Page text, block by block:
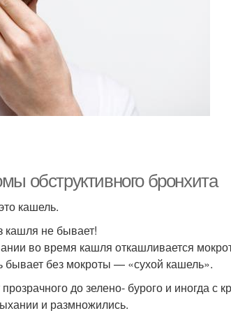
обструктивного бронхита
кашель.
кашля не бывает!
во время кашля откашливается
без мокроты — «сухой кашель».
до зелено- бурого и иногда с
и размножились.